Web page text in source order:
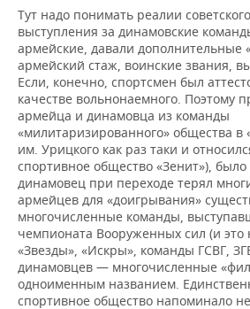
Тут надо понимать реалии
выступления за динамовские
армейские, давали дополнительные
армейский стаж, воинские звания,
Если, конечно, спортсмен был
качестве вольнонаемного. Поэтому
армейца и динамовца из команды
«милитаризированного» общества в
им. Урицкого как раз таки и
спортивное общество «Зенит»),
динамовец при переходе терял
армейцев для «доигрывания»
многочисленные команды,
чемпионата Вооруженных сил (и
«Звезды», «Искры», команды ГСВГ,
динамовцев — многочисленные
одноименным названием.
спортивное общество напоминало